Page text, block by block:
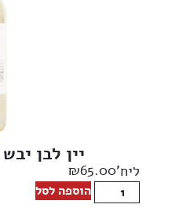
יין לבן
ליח' ₪65.00
הוספה לסל